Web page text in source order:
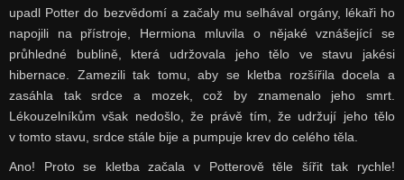
upadl Potter do bezvědomí a začaly mu selhával orgány, lékaři ho
napojili na přístroje, Hermiona mluvila o nějaké vznášející se
průhledné bublině, která udržovala jeho tělo ve stavu jakési
hibernace. Zamezili tak tomu, aby se kletba rozšířila docela a
zasáhla tak srdce a mozek, což by znamenalo jeho smrt.
Lékouzelníkům však nedošlo, že právě tím, že udržují jeho tělo
v tomto stavu, srdce stále bije a pumpuje krev do celého těla.
Ano! Proto se kletba začala v Potterově těle šířit tak rychle!